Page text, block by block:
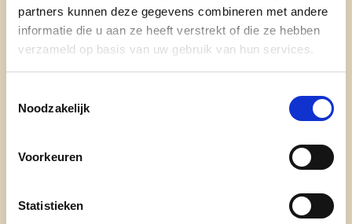
partners kunnen deze gegevens combineren met andere
informatie die u aan ze heeft verstrekt of die ze hebben
verzameld op basis van uw gebruik van hun services.
Noodzakelijk
Voorkeuren
Statistieken
onze partij